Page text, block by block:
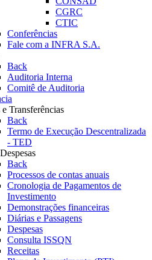
CGRC
CTIC
Conferências
Fale com a INFRA S.A.
Back
Auditoria Interna
Comitê de Auditoria
Transferências
Back
Termo de Execução Descentralizada
- TED
Back
Processos de contas anuais
Cronologia de Pagamentos de
Investimento
Demonstrações financeiras
Diárias e Passagens
Despesas
Consulta ISSQN
Receitas